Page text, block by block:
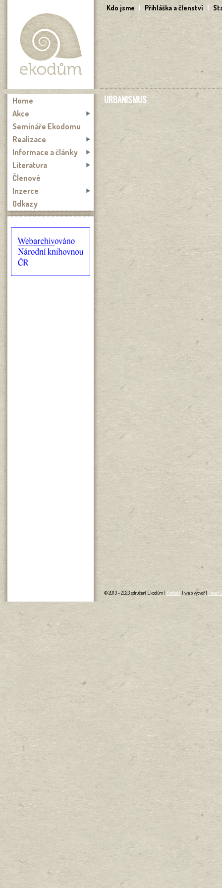
Kdo jsme | Přihláška a členství |
URBANISMUS
Home
Akce
Semináře Ekodomu
Realizace
Informace a články
Literatura
Členové
Inzerce
Odkazy
© 2013 - 2023 sdružení Ekodům | Kontakt | web vytvořil Pavel